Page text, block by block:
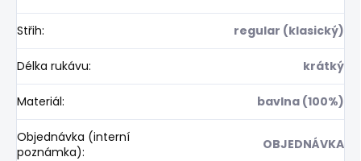
Střih: regular (klasický)
Délka rukávu: krátký
Materiál: bavlna (100%)
Objednávka (interní
poznámka): OBJEDNÁVKA